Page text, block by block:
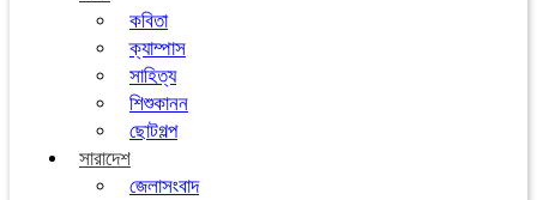
কবিতা
ক্যাম্পাস
সাহিত্য
শিশুকানন
ছোটগল্প
সারাদেশ
জেলাসংবাদ